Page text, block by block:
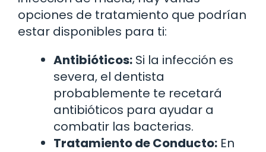
opciones de tratamiento que podrían
estar disponibles para ti:
Antibióticos: Si la infección es
severa, el dentista
probablemente te recetará
antibióticos para ayudar a
combatir las bacterias.
Tratamiento de Conducto: En